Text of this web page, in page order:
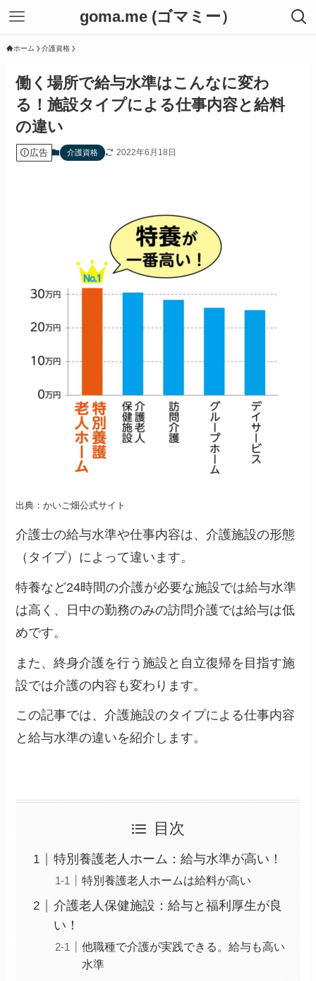
goma.me (ゴマミー）
ホーム 介護資格
働く場所で給与水準はこんなに変わ
る！施設タイプによる仕事内容と給料
の違い
広告 介護資格 2022年6月18日
出典：かいご畑公式サイト
介護士の給与水準や仕事内容は、介護施設の形態
（タイプ）によって違います。
特養など24時間の介護が必要な施設では給与水準
は高く、日中の勤務のみの訪問介護では給与は低
めです。
また、終身介護を行う施設と自立復帰を目指す施
設では介護の内容も変わります。
この記事では、介護施設のタイプによる仕事内容
と給与水準の違いを紹介します。
目次
特別養護老人ホーム：給与水準が高い！
特別養護老人ホームは給料が高い
介護老人保健施設：給与と福利厚生が良
い！
他職種で介護が実践できる。給与も高い
水準